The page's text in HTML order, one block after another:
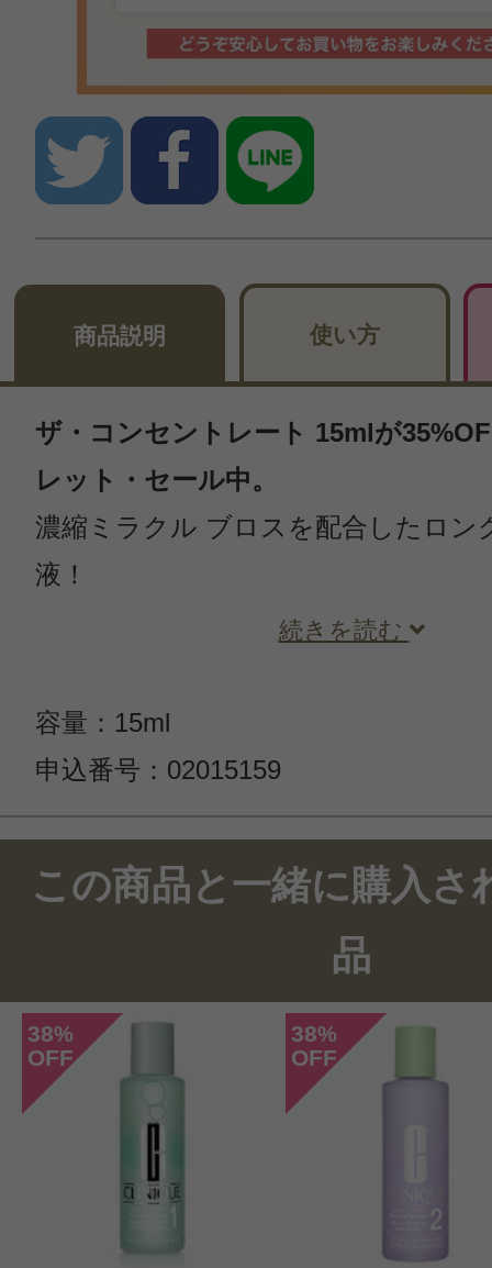
商品説明 使い方
ザ・コンセントレート 15mlが
レット・セール中。
濃縮ミラクル ブロスを配合したロン
液！
続きを読む
容量：15ml
申込番号：02015159
この商品のクチコミ
6件のレビュー
投稿日：2023年12月
coron 様
感じた効能：うるおい/毛穴
購入品：ザ・コンセントレート
この商品と一緒に購入さ
品
38%
OFF
38%
OFF